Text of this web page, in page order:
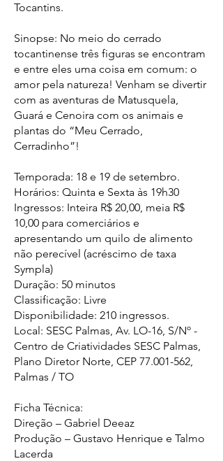
Tocantins.
Sinopse: No meio do cerrado
tocantinense três figuras se encontram
e entre eles uma coisa em comum: o
amor pela natureza! Venham se divertir
com as aventuras de Matusquela,
Guará e Cenoira com os animais e
plantas do “Meu Cerrado,
Cerradinho”!
Temporada: 18 e 19 de setembro.
Horários: Quinta e Sexta às 19h30
Ingressos: Inteira R$ 20,00, meia R$
10,00 para comerciários e
apresentando um quilo de alimento
não perecível (acréscimo de taxa
Sympla)
Duração: 50 minutos
Classificação: Livre
Disponibilidade: 210 ingressos.
Local: SESC Palmas, Av. LO-16, S/Nº -
Centro de Criatividades SESC Palmas,
Plano Diretor Norte, CEP 77.001-562,
Palmas / TO
Ficha Técnica:
Direção – Gabriel Deeaz
Produção – Gustavo Henrique e Talmo
Lacerda